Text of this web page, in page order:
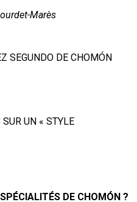
Marès
SEGUNDO DE CHOMÓN
SUR UN « STYLE
DE CHOMÓN ?